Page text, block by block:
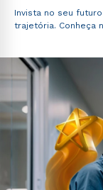
Invista no seu
trajetória. Conheça